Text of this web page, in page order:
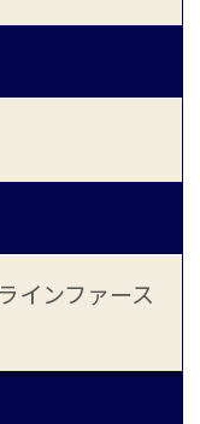
インファース